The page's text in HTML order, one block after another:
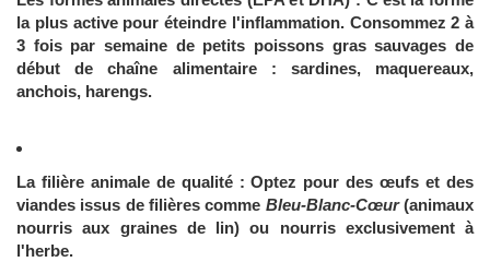
la plus active pour éteindre l'inflammation. Consommez 2 à
3 fois par semaine de petits poissons gras sauvages de
début de chaîne alimentaire : sardines, maquereaux,
anchois, harengs.
La filière animale de qualité : Optez pour des œufs et des
viandes issus de filières comme Bleu-Blanc-Cœur(animaux
nourris aux graines de lin) ou nourris exclusivement à
l'herbe.